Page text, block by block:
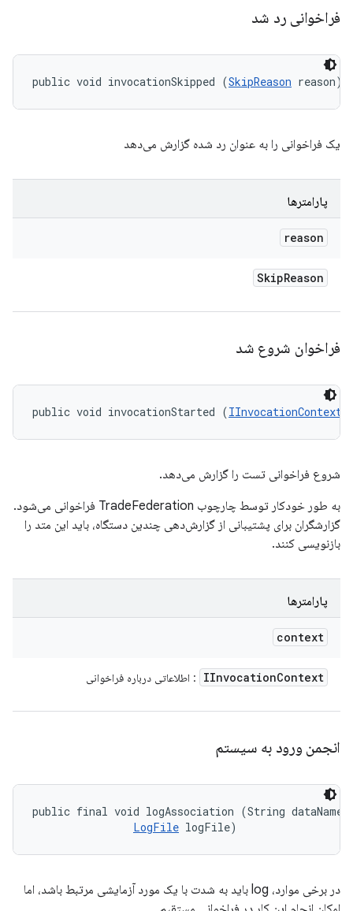
فراخوانی رد شد
public void invocationSkipped (SkipReason reason)
یک فراخوانی را به عنوان رد شده گزارش می‌دهد
پارامترها
reason
SkipReason
فراخوان شروع شد
public void invocationStarted (IInvocationContext
شروع فراخوانی تست را گزارش می‌دهد.
به طور خودکار توسط چارچوب TradeFederation فراخوانی می‌شود.
گزارشگران برای پشتیبانی از گزارش‌دهی چندین دستگاه، باید این متد را
بازنویسی کنند.
پارامترها
context
IInvocationContext : اطلاعاتی درباره فراخوانی
انجمن ورود به سیستم
public final void logAssociation (String
LogFile logFile)
در برخی موارد، log باید به شدت با یک مورد آزمایشی مرتبط باشد، اما